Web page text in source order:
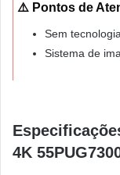
⚠️ Pontos de
Sem
Sistema de
4K